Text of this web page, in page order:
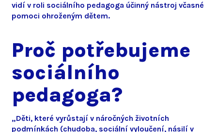
vidí v roli sociálního pedagoga účinný nástroj včasné
pomoci ohroženým dětem.
Proč potřebujeme
sociálního
pedagoga?
„Děti, které vyrůstají v náročných životních
podmínkách (chudoba, sociální vyloučení, násilí v